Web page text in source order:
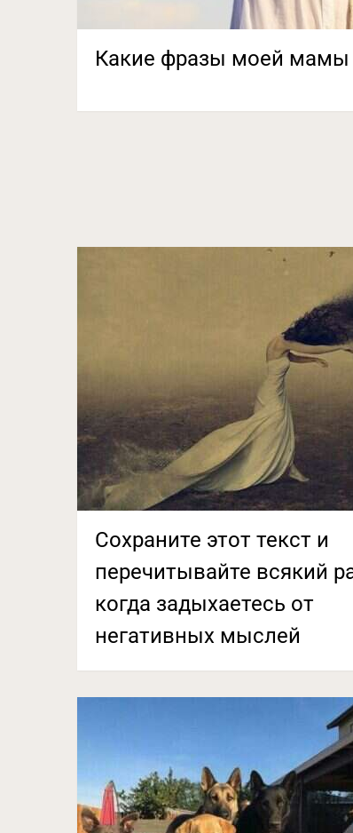
Какие фразы моей мамы
Сохраните этот текст и
перечитывайте всякий
когда задыхаетесь от
негативных мыслей